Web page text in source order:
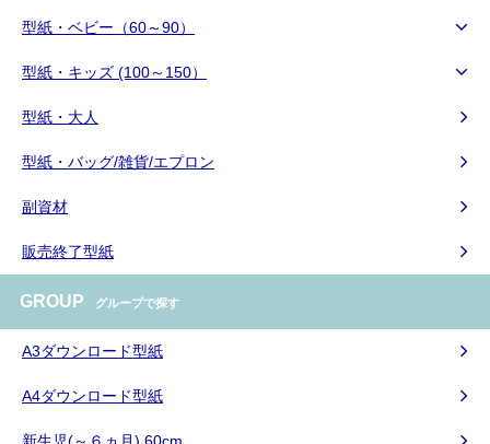
型紙・ベビー（60～90）
型紙・キッズ (100～150）
型紙・大人
型紙・バッグ/雑貨/エプロン
副資材
販売終了型紙
GROUP グループで探す
A3ダウンロード型紙
A4ダウンロード型紙